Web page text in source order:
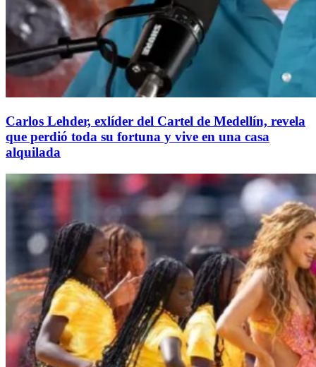
Carlos Lehder, exlíder del Cartel de Medellín, revela
que perdió toda su fortuna y vive en una casa
alquilada